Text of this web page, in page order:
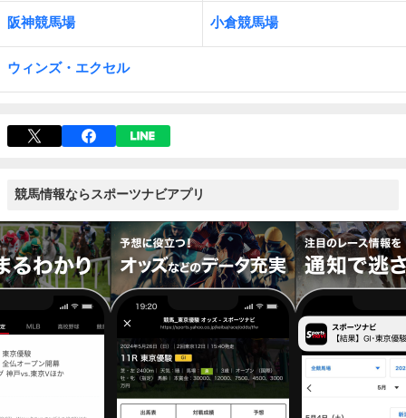
阪神競馬場 小倉競馬場
ウィンズ・エクセル
競馬情報ならスポーツナビアプリ